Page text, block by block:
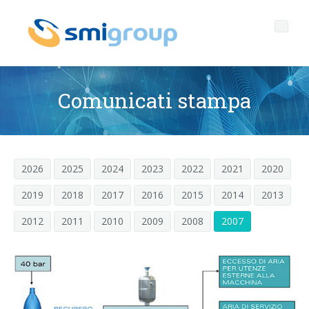
Profilo
Chi siamo
Dati chiave
Mission
Storia
Filiali
Governance
Corporate governance
Codice Etico
Qualità, Ambiente e Sicurezza
General Data Protection Regulation
Sostenibilità
Bottiglie senza etichetta
rPET
Tappi ancorati
Prodotti
LINEE DI IMBOTTIGLIAMENTO
Linee complete
SOFFIATRICI PER BOTTIGLIE PET/ rPET
After sales
Portale Smyzone
Media center
Comunicati stampa
2026 2025 2024 2023 2022 2021
2020
2019
2018 2017 2016 2015 2014
2013
2012
2011 2010 2009 2008 2007